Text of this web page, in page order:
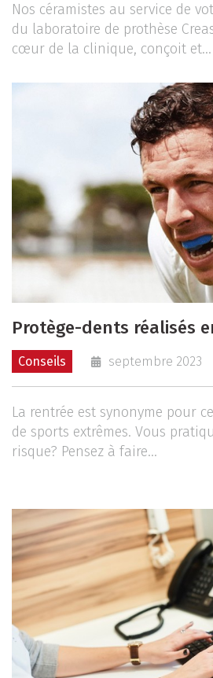
Nos céramistes au service de
du laboratoire de prothèse
cœur de la clinique, conçoit et...
Protège-dents réalisés
Conseils septembre 2023
La rentrée est synonyme pour
de sports extrêmes. Vous
risque? Pensez à faire...